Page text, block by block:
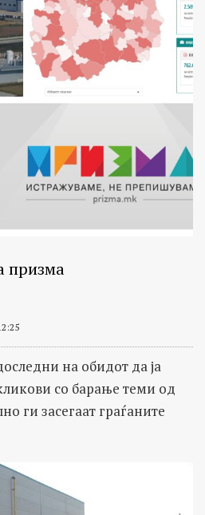
призма
на обидот да ја
со барање теми од
ги засегаат граѓаните